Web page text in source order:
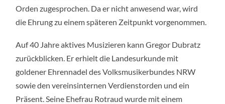
Orden zugesprochen. Da er nicht anwesend war, wird
die Ehrung zu einem späteren Zeitpunkt vorgenommen.
Auf 40 Jahre aktives Musizieren kann Gregor Dubratz
zurückblicken. Er erhielt die Landesurkunde mit
goldener Ehrennadel des Volksmusikerbundes NRW
sowie den vereinsinternen Verdienstorden und ein
Präsent. Seine Ehefrau Rotraud wurde mit einem